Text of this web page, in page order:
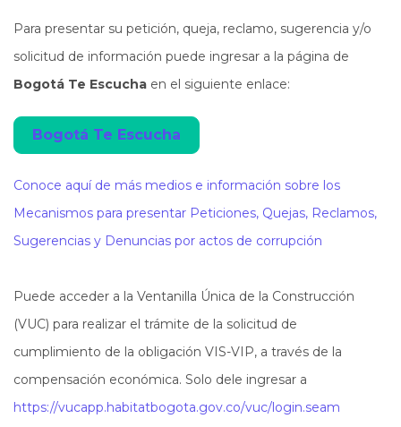
Para presentar su petición, queja, reclamo, sugerencia y/o
solicitud de información puede ingresar a la página de
Bogotá Te Escucha en el siguiente enlace:
Bogotá Te EscuchaAbre en una nueva ventana
Conoce aquí de más medios e información sobre los
Mecanismos para presentar Peticiones, Quejas, Reclamos,
Sugerencias y Denuncias por actos de corrupción
Puede acceder a la Ventanilla Única de la Construcción
(VUC) para realizar el trámite de la solicitud de
cumplimiento de la obligación VIS-VIP, a través de la
compensación económica. Solo dele ingresar a
https://vucapp.habitatbogota.gov.co/vuc/login.seam